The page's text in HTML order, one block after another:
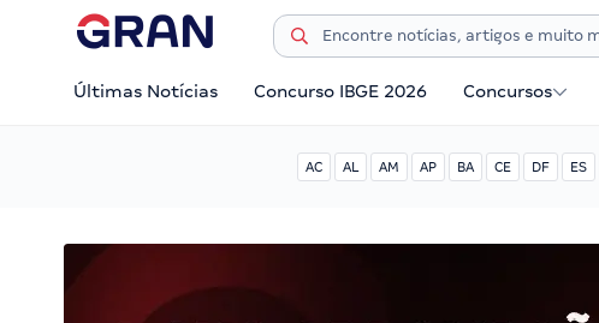
Últimas Notícias Concurso IBGE 2026 Concursos
AC AL AM AP BA CE DF ES